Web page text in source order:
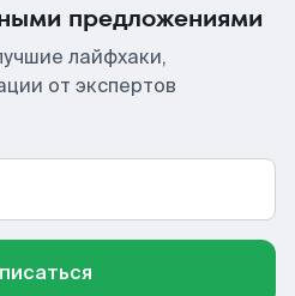
предложениями
лайфхаки,
от экспертов